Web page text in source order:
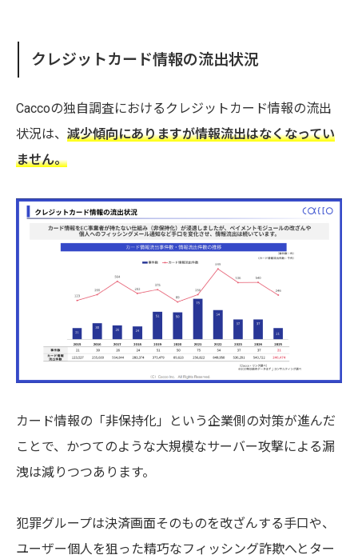
クレジットカード情報の流出状況
Caccoの独自調査におけるクレジットカード情報の流出
状況は、 減少傾向にありますが情報流出はなくなってい
ません。
カード情報の「非保持化」という企業側の対策が進んだ
ことで、かつてのような大規模なサーバー攻撃による漏
洩は減りつつあります。
犯罪グループは決済画面そのものを改ざんする手口や、
ユーザー個人を狙った精巧なフィッシング詐欺へとター